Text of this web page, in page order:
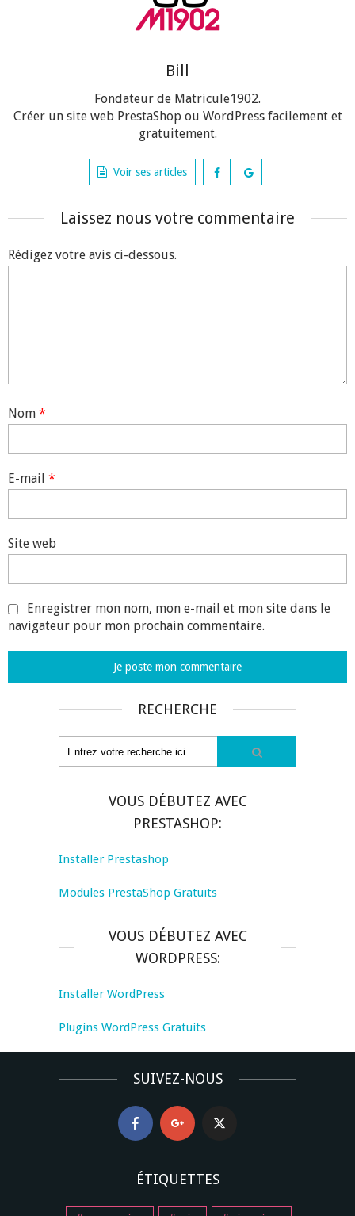
Bill
Fondateur de Matricule1902.
Créer un site web PrestaShop ou WordPress facilement et
gratuitement.
Voir ses articles
Laissez nous votre commentaire
Rédigez votre avis ci-dessous.
Nom *
E-mail *
Site web
Enregistrer mon nom, mon e-mail et mon site dans le
navigateur pour mon prochain commentaire.
RECHERCHE
VOUS DÉBUTEZ AVEC
PRESTASHOP:
Installer Prestashop
Modules PrestaShop Gratuits
VOUS DÉBUTEZ AVEC
WORDPRESS:
Installer WordPress
Plugins WordPress Gratuits
SUIVEZ-NOUS
ÉTIQUETTES